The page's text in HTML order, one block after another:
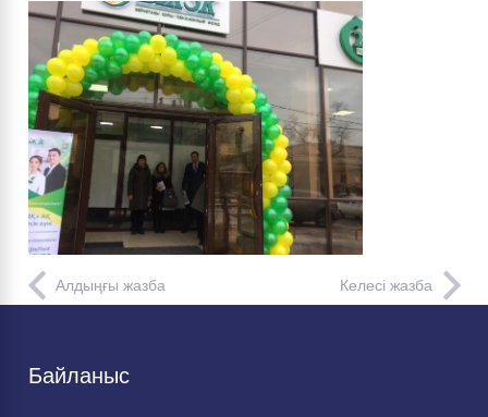
Алдыңғы жазба Келесі жазба
Байланыс